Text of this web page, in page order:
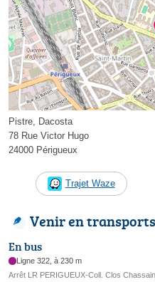
Pistre, Dacosta
78 Rue Victor Hugo
24000 Périgueux
Trajet Waze
Venir en
En bus
Ligne 322, à 230 m
Arrêt LR PERIGUEUX-Coll. Clos